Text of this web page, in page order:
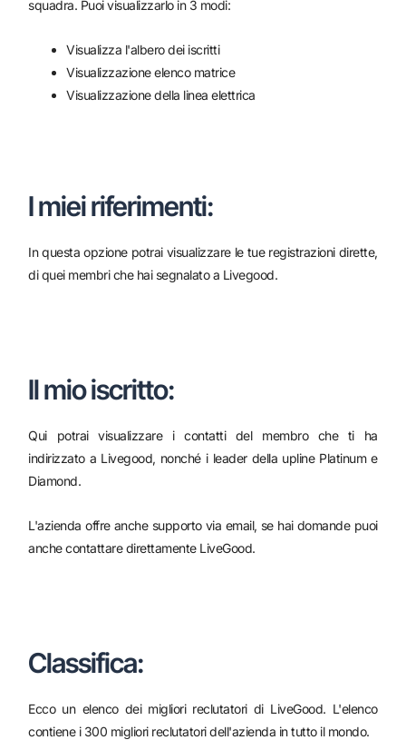
squadra. Puoi visualizzarlo in 3 modi:
Visualizza l'albero dei iscritti
Visualizzazione elenco matrice
Visualizzazione della linea elettrica
I miei riferimenti:
In questa opzione potrai visualizzare le tue registrazioni dirette,
di quei membri che hai segnalato a Livegood.
Il mio iscritto:
Qui potrai visualizzare i contatti del membro che ti ha
indirizzato a Livegood, nonché i leader della upline Platinum e
Diamond.
L'azienda offre anche supporto via email, se hai domande puoi
anche contattare direttamente LiveGood.
Classifica:
Ecco un elenco dei migliori reclutatori di LiveGood. L'elenco
contiene i 300 migliori reclutatori dell'azienda in tutto il mondo.